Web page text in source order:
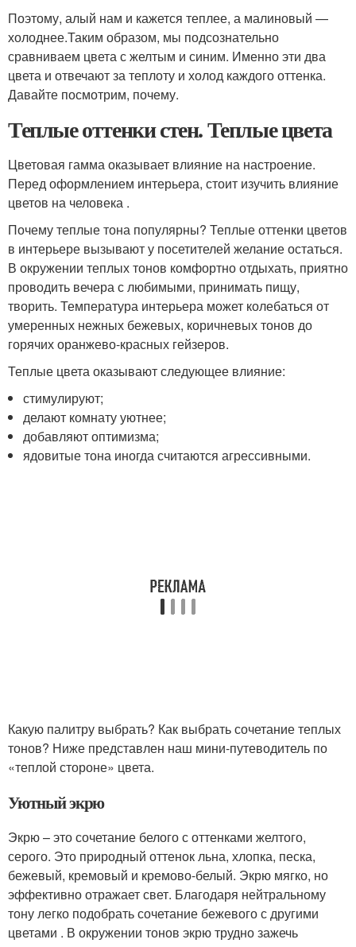
Поэтому, алый нам и кажется теплее, а малиновый —
холоднее.Таким образом, мы подсознательно
сравниваем цвета с желтым и синим. Именно эти два
цвета и отвечают за теплоту и холод каждого оттенка.
Давайте посмотрим, почему.
Теплые оттенки стен. Теплые цвета
Цветовая гамма оказывает влияние на настроение.
Перед оформлением интерьера, стоит изучить влияние
цветов на человека .
Почему теплые тона популярны? Теплые оттенки цветов
в интерьере вызывают у посетителей желание остаться.
В окружении теплых тонов комфортно отдыхать, приятно
проводить вечера с любимыми, принимать пищу,
творить. Температура интерьера может колебаться от
умеренных нежных бежевых, коричневых тонов до
горячих оранжево-красных гейзеров.
Теплые цвета оказывают следующее влияние:
стимулируют;
делают комнату уютнее;
добавляют оптимизма;
ядовитые тона иногда считаются агрессивными.
Какую палитру выбрать? Как выбрать сочетание теплых
тонов? Ниже представлен наш мини-путеводитель по
«теплой стороне» цвета.
Уютный экрю
Экрю – это сочетание белого с оттенками желтого,
серого. Это природный оттенок льна, хлопка, песка,
бежевый, кремовый и кремово-белый. Экрю мягко, но
эффективно отражает свет. Благодаря нейтральному
тону легко подобрать сочетание бежевого с другими
цветами . В окружении тонов экрю трудно зажечь